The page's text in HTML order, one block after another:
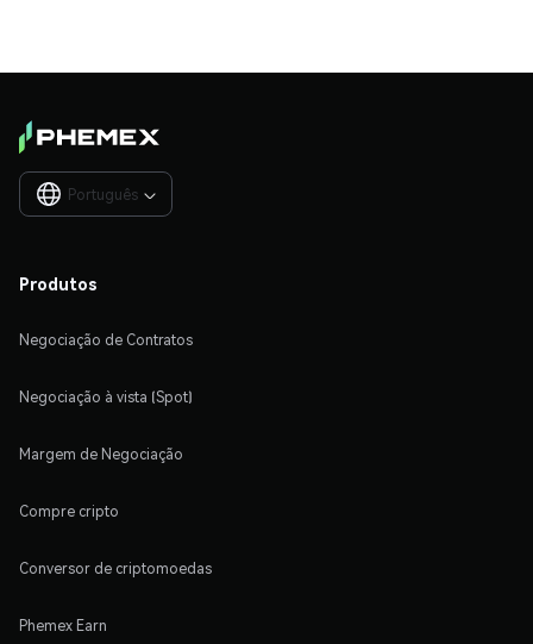
Português 
Produtos
Negociação de Contratos
Negociação à vista (Spot)
Margem de Negociação
Compre cripto
Conversor de criptomoedas
Phemex Earn